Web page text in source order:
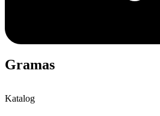
Gramas
Katalog